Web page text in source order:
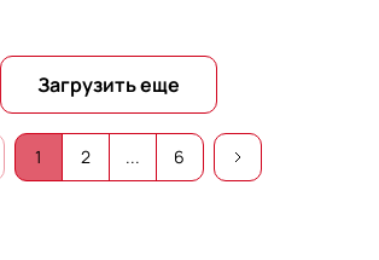
Загрузить еще
1 2 ... 6